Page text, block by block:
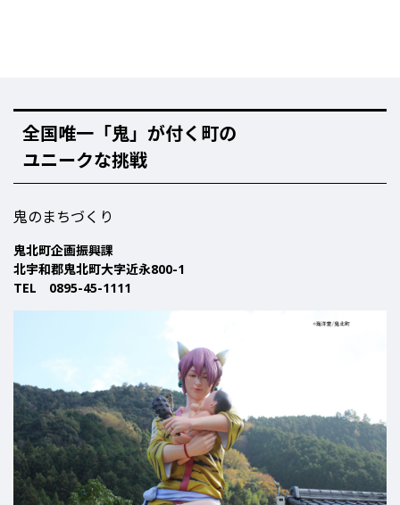
全国唯一「鬼」が付く町の
ユニークな挑戦
鬼のまちづくり
鬼北町企画振興課
北宇和郡鬼北町大字近永800-1
TEL 0895-45-1111